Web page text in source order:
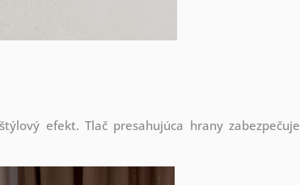
efekt. Tlač presahujúca hrany zabezpečuje